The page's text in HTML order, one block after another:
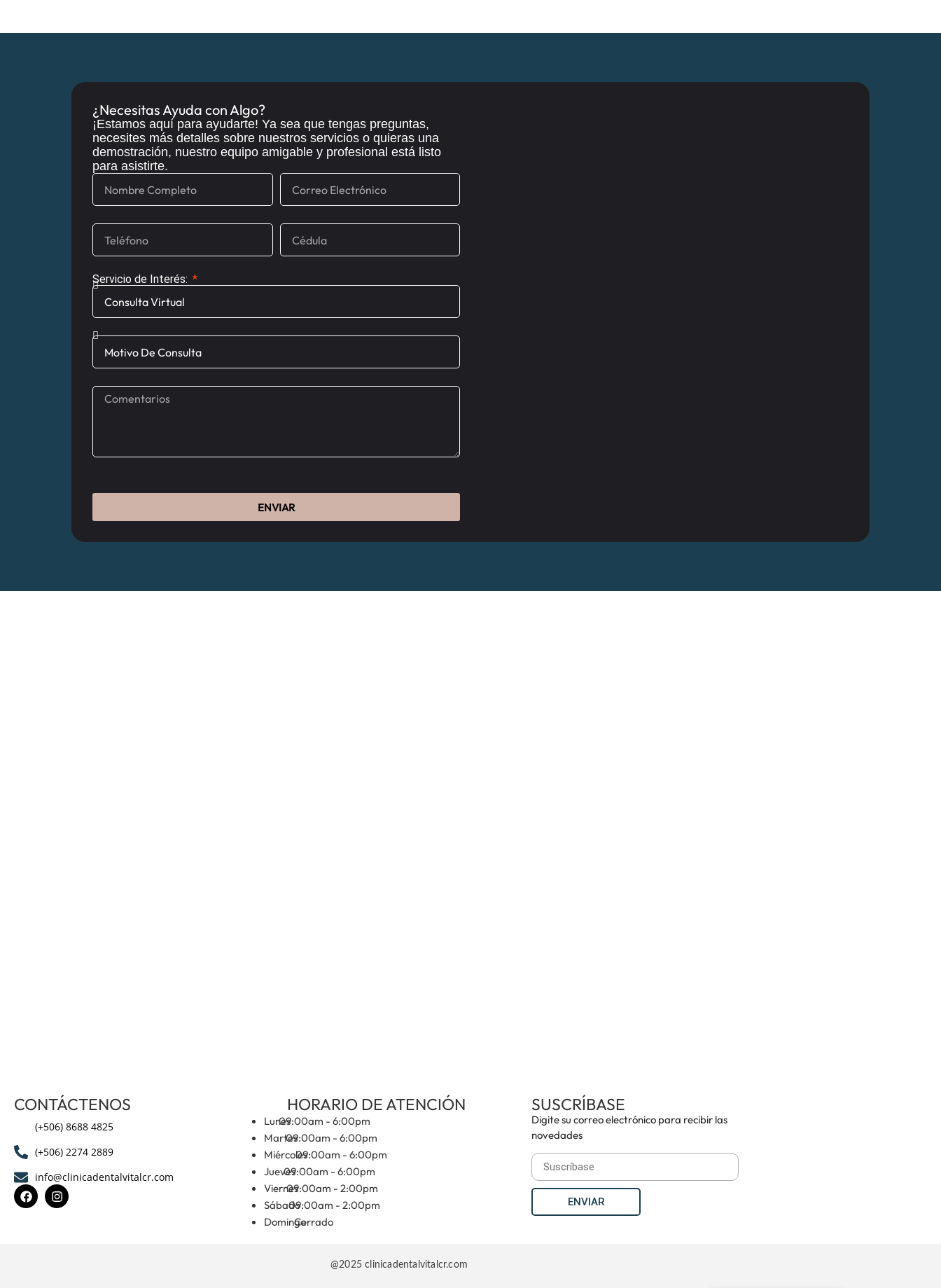
¿Necesitas Ayuda con Algo?
¡Estamos aquí para ayudarte! Ya sea que tengas preguntas,
necesites más detalles sobre nuestros servicios o quieras una
demostración, nuestro equipo amigable y profesional está listo
para asistirte.
Servicio de Interés:
ENVIAR
CONTÁCTENOS
(+506) 8688 4825
(+506) 2274 2889
info@clinicadentalvitalcr.com
HORARIO DE ATENCIÓN
Lunes09:00am - 6:00pm
Martes09:00am - 6:00pm
Miércoles09:00am - 6:00pm
Jueves09:00am - 6:00pm
Viernes09:00am - 2:00pm
Sábado09:00am - 2:00pm
DomingoCerrado
SUSCRÍBASE
Digite su correo electrónico para recibir las
novedades
ENVIAR
@2025 clinicadentalvitalcr.com